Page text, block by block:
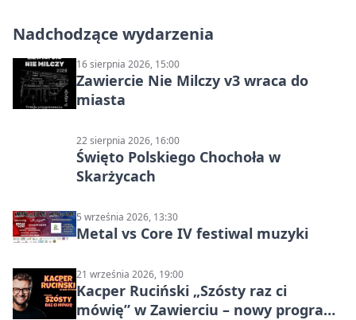
Nadchodzące wydarzenia
16 sierpnia 2026, 15:00
Zawiercie Nie Milczy v3 wraca do
miasta
22 sierpnia 2026, 16:00
Święto Polskiego Chochoła w
Skarżycach
5 września 2026, 13:30
Metal vs Core IV festiwal muzyki
21 września 2026, 19:00
Kacper Ruciński „Szósty raz ci
mówię” w Zawierciu – nowy program